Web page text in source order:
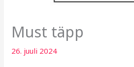
Must täpp
26. juuli 2024